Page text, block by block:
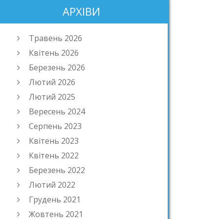
АРХІВИ
Травень 2026
Квітень 2026
Березень 2026
Лютий 2026
Лютий 2025
Вересень 2024
Серпень 2023
Квітень 2023
Квітень 2022
Березень 2022
Лютий 2022
Грудень 2021
Жовтень 2021